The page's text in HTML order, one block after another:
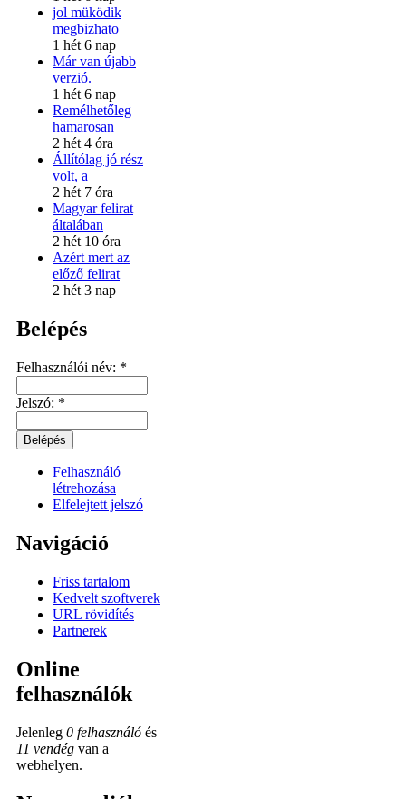
jol müködik
megbizhato
1 hét 6 nap
Már van újabb
verzió.
1 hét 6 nap
Remélhetőleg
hamarosan
2 hét 4 óra
Állítólag jó rész
volt, a
2 hét 7 óra
Magyar felirat
általában
2 hét 10 óra
Azért mert az
előző felirat
2 hét 3 nap
Belépés
Felhasználói név: *
Jelszó: *
Felhasználó
létrehozása
Elfelejtett jelszó
Navigáció
Friss tartalom
Kedvelt szoftverek
URL rövidítés
Partnerek
Online
felhasználók
Jelenleg 0 felhasználó és
11 vendég van a
webhelyen.